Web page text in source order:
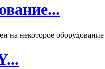
некоторое